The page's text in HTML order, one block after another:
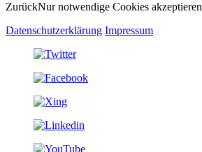
ZurückNur notwendige Cookies akzeptieren
Datenschutzerklärung Impressum